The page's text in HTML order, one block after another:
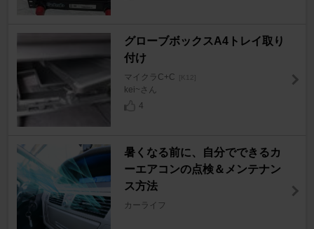
グローブボックスA4トレイ取り
付け
マイクラC+C [K12]
kei~さん
4
暑くなる前に、自分でできるカ
ーエアコンの点検＆メンテナン
ス方法
カーライフ